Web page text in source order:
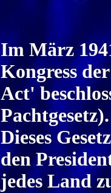
Im März
Kongress
Act'
Pachtgesetz).
Dieses
den
jedes Land